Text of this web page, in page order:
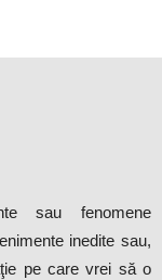
sau fenomene
inedite sau,
pe care vrei să o